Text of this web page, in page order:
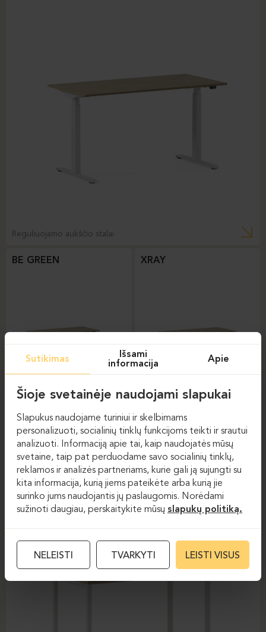
Reguliuojamo aukščio stalai
BE GREEN
Reguliuojamo aukščio
XRAY
Reguliuojamo aukščio
ELEMENT
Sutikimas
Išsami
informacija
Apie
Šioje svetainėje naudojami slapukai
Slapukus naudojame turiniui ir skelbimams
personalizuoti, socialinių tinklų funkcijoms teikti ir srautui
analizuoti. Informaciją apie tai, kaip naudojatės mūsų
svetaine, taip pat perduodame savo socialinių tinklų,
reklamos ir analizės partneriams, kurie gali ją sujungti su
kita informacija, kurią jiems pateikėte arba kurią jie
surinko jums naudojantis jų paslaugomis. Norėdami
sužinoti daugiau, perskaitykite mūsų slapukų politiką.
NELEISTI TVARKYTI LEISTI VISUS